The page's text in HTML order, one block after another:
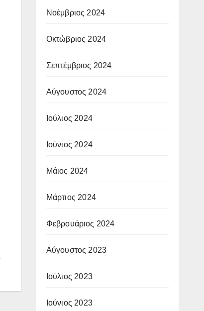
Νοέμβριος 2024
Οκτώβριος 2024
Σεπτέμβριος 2024
Αύγουστος 2024
Ιούλιος 2024
Ιούνιος 2024
Μάιος 2024
Μάρτιος 2024
Φεβρουάριος 2024
Αύγουστος 2023
Ιούλιος 2023
Ιούνιος 2023